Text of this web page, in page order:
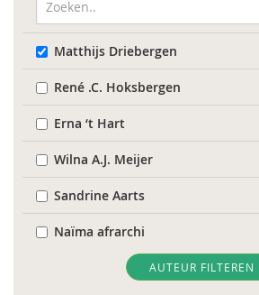
Matthijs Driebergen
René .C. Hoksbergen
Erna ‘t Hart
Wilna A.J. Meijer
Sandrine Aarts
Naïma afrarchi
Alma AkkermanAUTEUR FILTEREN